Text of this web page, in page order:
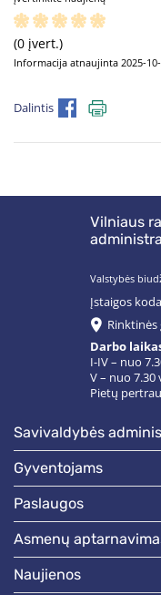
(0 įvert.)
Informacija atnaujinta 2025-
Dalintis
Vilniaus
Valstybės
Įstaigos
Rinktinės
Darbo
I-IV – nuo
V – nuo 7.30
Pietų
savivaldybės
gyventojams
paslaugos
asmenų
naujienos